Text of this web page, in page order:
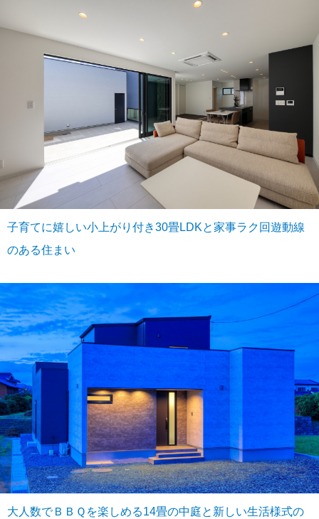
子育てに嬉しい小上がり付き30畳LDKと家事ラク回遊動線
のある住まい
大人数でＢＢＱを楽しめる14畳の中庭と新しい生活様式の